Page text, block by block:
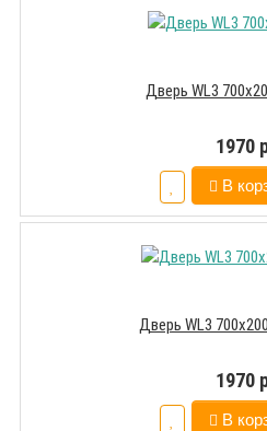
Дверь WL3
1970
В
Дверь WL3
1970
В